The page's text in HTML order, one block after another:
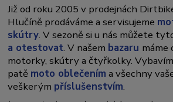
Již od roku 2005 v prodejnách
Hlučíně prodáváme a servisujeme
skútry. V sezoně si u nás můžete
a otestovat. V našem bazaru máme
motorky, skútry a čtyřkolky.
patě moto oblečením a všechny
veškerým příslušenstvím.